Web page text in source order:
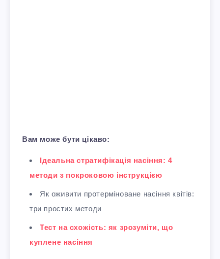
Вам може бути цікаво:
Ідеальна стратифікація насіння: 4
методи з покроковою інструкцією
Як оживити протерміноване насіння квітів:
три простих методи
Тест на схожість: як зрозуміти, що
куплене насіння